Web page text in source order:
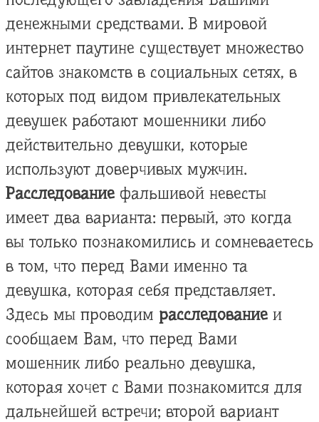
денежными средствами. В мировой
интернет паутине существует множество
сайтов знакомств в социальных сетях, в
которых под видом привлекательных
девушек работают мошенники либо
действительно девушки, которые
используют доверчивых мужчин.
Расследование фальшивой невесты
имеет два варианта: первый, это когда
вы только познакомились и сомневаетесь
в том, что перед Вами именно та
девушка, которая себя представляет.
Здесь мы проводим расследование и
сообщаем Вам, что перед Вами
мошенник либо реально девушка,
которая хочет с Вами познакомится для
дальнейшей встречи; второй вариант